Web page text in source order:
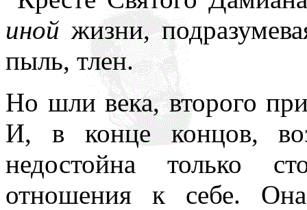
иной жизни,
пыль, тлен.
Но шли века, второго
И, в конце концов,
недостойна только
отношения к себе.